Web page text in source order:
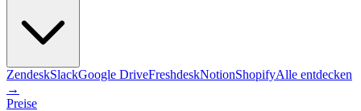
ZendeskSlackGoogle DriveFreshdeskNotionShopifyAlle entdecken
→
Preise